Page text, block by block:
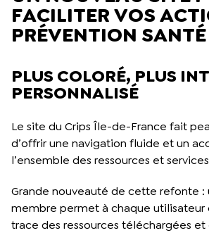
FACILITER VOS
PRÉVENTION SANTÉ
PLUS COLORÉ, PLUS
PERSONNALISÉ
Le site du Crips Île-de-France fait
d’offrir une navigation fluide et un
l’ensemble des ressources et
Grande nouveauté de cette refonte :
membre permet à chaque utilisateur
trace des ressources téléchargées et